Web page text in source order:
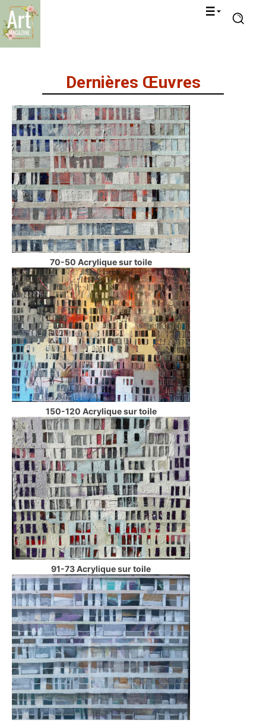
Dernières Œuvres
70-50 Acrylique sur toile
150-120 Acrylique sur toile
91-73 Acrylique sur toile